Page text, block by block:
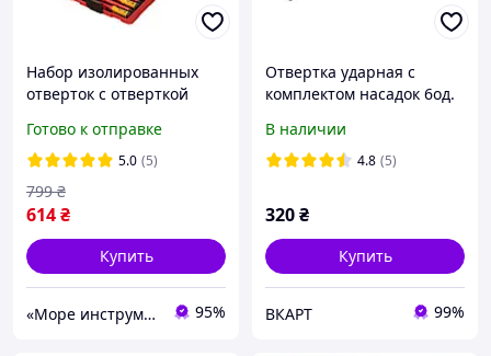
Набор изолированных
отверток с отверткой
Intertool STP VT-3614
Готово к отправке
5.0 (5)
614₴
799 ₴
Купить
«Море инструментов» 95%
Отвертка ударная с
комплектом насадок 6од.
В наличии
4.8 (5)
320₴
Купить
ВКАРТ 99%